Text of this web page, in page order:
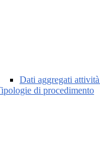
Dati aggregati
di procedimento